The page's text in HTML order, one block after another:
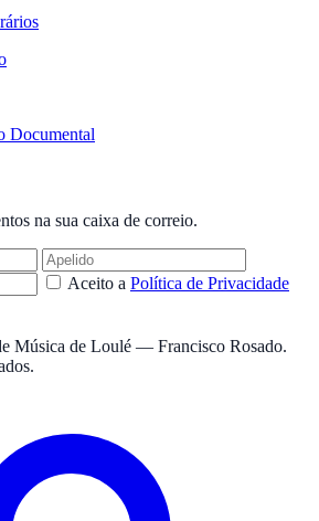
Documental
na sua caixa de correio.
Aceito a Política de Privacidade
Música de Loulé — Francisco Rosado.